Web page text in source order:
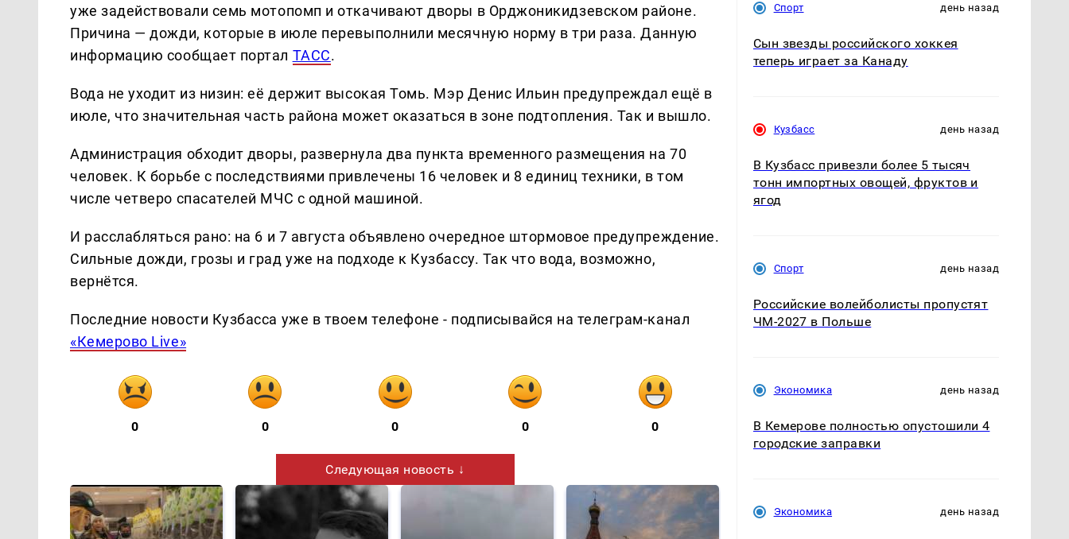
уже задействовали семь мотопомп и откачивают дворы в Орджоникидзевском районе.
Причина — дожди, которые в июле перевыполнили месячную норму в три раза. Данную
информацию сообщает портал ТАСС.
Вода не уходит из низин: её держит высокая Томь. Мэр Денис Ильин предупреждал ещё в
июле, что значительная часть района может оказаться в зоне подтопления. Так и вышло.
Администрация обходит дворы, развернула два пункта временного размещения на 70
человек. К борьбе с последствиями привлечены 16 человек и 8 единиц техники, в том
числе четверо спасателей МЧС с одной машиной.
И расслабляться рано: на 6 и 7 августа объявлено очередное штормовое предупреждение.
Сильные дожди, грозы и град уже на подходе к Кузбассу. Так что вода, возможно,
вернётся.
Последние новости Кузбасса уже в твоем телефоне - подписывайся на телеграм-канал
«Кемерово Live»
0 0 0 0 0
Следующая новость ↓
Спорт день назад
Сын звезды российского хоккея
теперь играет за Канаду
Кузбасс день назад
В Кузбасс привезли более 5 тысяч
тонн импортных овощей, фруктов и
ягод
Спорт день назад
Российские волейболисты пропустят
ЧМ-2027 в Польше
Экономика день назад
В Кемерове полностью опустошили 4
городские заправки
Экономика день назад